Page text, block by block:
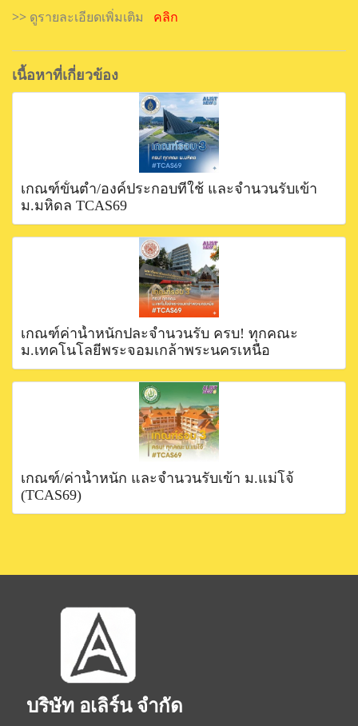
>> ดูรายละเอียดเพิ่มเติม คลิก
เนื้อหาที่เกี่ยวข้อง
เกณฑ์ขั้นตำ่/องค์ประกอบที่ใช้ และจำนวนรับเข้า
ม.มหิดล TCAS69
เกณฑ์ค่าน้ำหนักปละจำนวนรับ ครบ! ทุกคณะ
ม.เทคโนโลยีพระจอมเกล้าพระนครเหนือ
เกณฑ์/ค่าน้ำหนัก และจำนวนรับเข้า ม.แม่โจ้
(TCAS69)
บริษัท อเลิร์น จำกัด